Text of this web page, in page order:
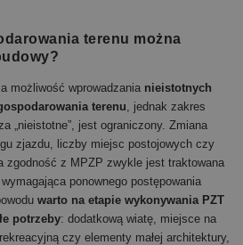
terenu można
możliwość wprowadzania nieistotnych
terenu , jednak zakres
„nieistotne”, jest ograniczony. Zmiana
zjazdu, liczby miejsc postojowych czy
zgodność z MPZP zwykle jest traktowana
ponownego postępowania
warto na etapie wykonywania PZT
potrzeby: dodatkową wiatę, miejsce na
czy elementy małej architektury,